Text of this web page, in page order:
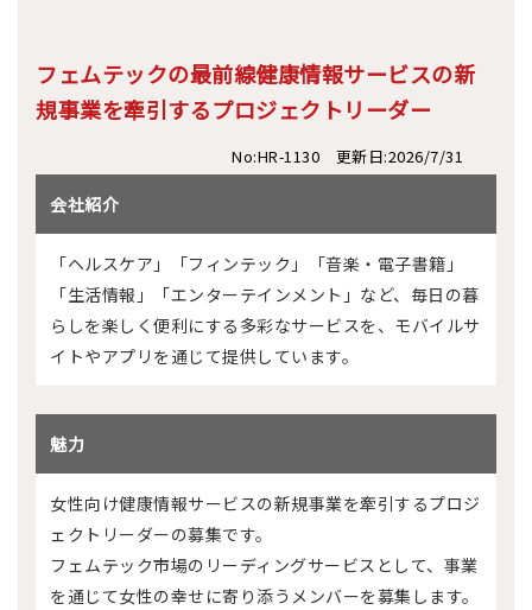
フェムテックの最前線健康情報サービスの新
規事業を牽引するプロジェクトリーダー
No:HR-1130 更新日:2026/7/31
会社紹介
「ヘルスケア」「フィンテック」「音楽・電子書籍」
「生活情報」「エンターテインメント」など、毎日の暮
らしを楽しく便利にする多彩なサービスを、モバイルサ
イトやアプリを通じて提供しています。
魅力
女性向け健康情報サービスの新規事業を牽引するプロジ
ェクトリーダーの募集です。
フェムテック市場のリーディングサービスとして、事業
を通じて女性の幸せに寄り添うメンバーを募集します。